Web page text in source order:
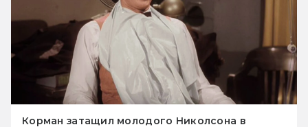
Корман затащил молодого Николсона в